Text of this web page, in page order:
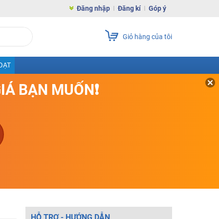
Đăng nhập Đăng kí Góp ý
Giỏ hàng của tôi
BẠN MUỐN❗